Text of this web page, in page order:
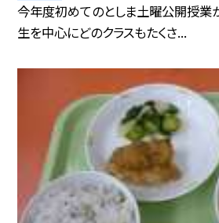
今年度初めてのとしま土曜公開授業
生を中心にどのクラスもたくさ...